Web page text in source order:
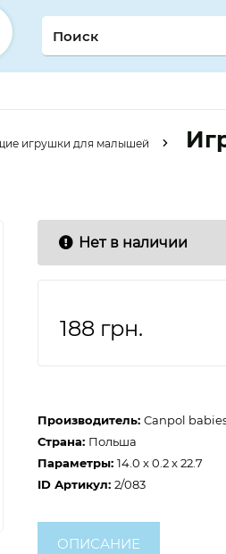
игрушки для малышей
Нет в наличии
188 грн.
Производитель: Canpol
Страна: Польша
Параметры: 14.0 x 0.2 x 22.7
ID Артикул: 2/083
ОПИСАНИЕ